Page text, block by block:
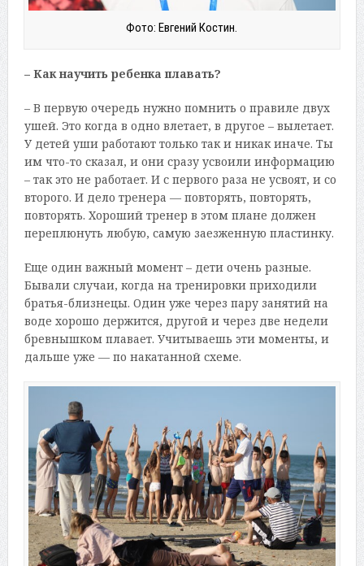
Фото: Евгений Костин.
– Как научить ребенка плавать?
– В первую очередь нужно помнить о правиле двух
ушей. Это когда в одно влетает, в другое – вылетает.
У детей уши работают только так и никак иначе. Ты
им что-то сказал, и они сразу усвоили информацию
– так это не работает. И с первого раза не усвоят, и со
второго. И дело тренера — повторять, повторять,
повторять. Хороший тренер в этом плане должен
переплюнуть любую, самую заезженную пластинку.
Еще один важный момент – дети очень разные.
Бывали случаи, когда на тренировки приходили
братья-близнецы. Один уже через пару занятий на
воде хорошо держится, другой и через две недели
бревнышком плавает. Учитываешь эти моменты, и
дальше уже — по накатанной схеме.